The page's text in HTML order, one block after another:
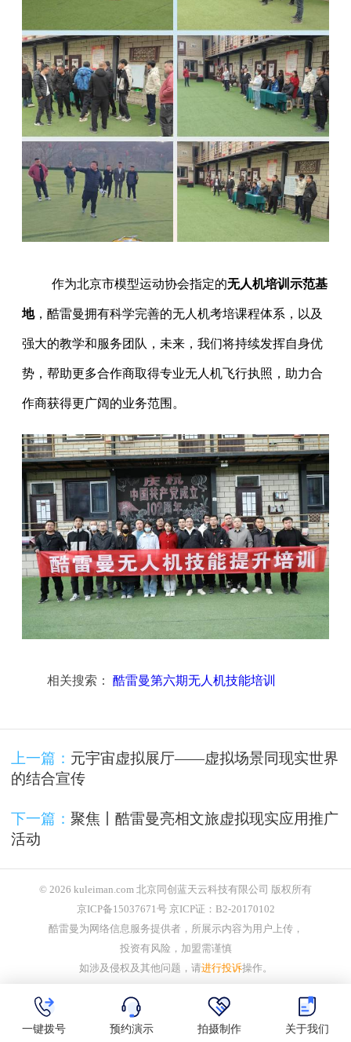
作为北京市模型运动协会指定的无人机培训示范基
地，酷雷曼拥有科学完善的无人机考培课程体系，以及
强大的教学和服务团队，未来，我们将持续发挥自身优
势，帮助更多合作商取得专业无人机飞行执照，助力合
作商获得更广阔的业务范围。
相关搜索： 酷雷曼第六期无人机技能培训
上一篇： 元宇宙虚拟展厅——虚拟场景同现实世界
的结合宣传
下一篇： 聚焦丨酷雷曼亮相文旅虚拟现实应用推广
活动
© 2026 kuleiman.com 北京同创蓝天云科技有限公司 版权所有
京ICP备15037671号 京ICP证：B2-20170102
酷雷曼为网络信息服务提供者，所展示内容为用户上传，
投资有风险，加盟需谨慎
如涉及侵权及其他问题，请进行投诉操作。
一键拨号 预约演示 拍摄制作 关于我们